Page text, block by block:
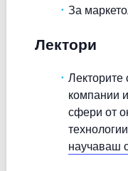
За
Лектори
Лекторите
компании
сфери от
научаваш